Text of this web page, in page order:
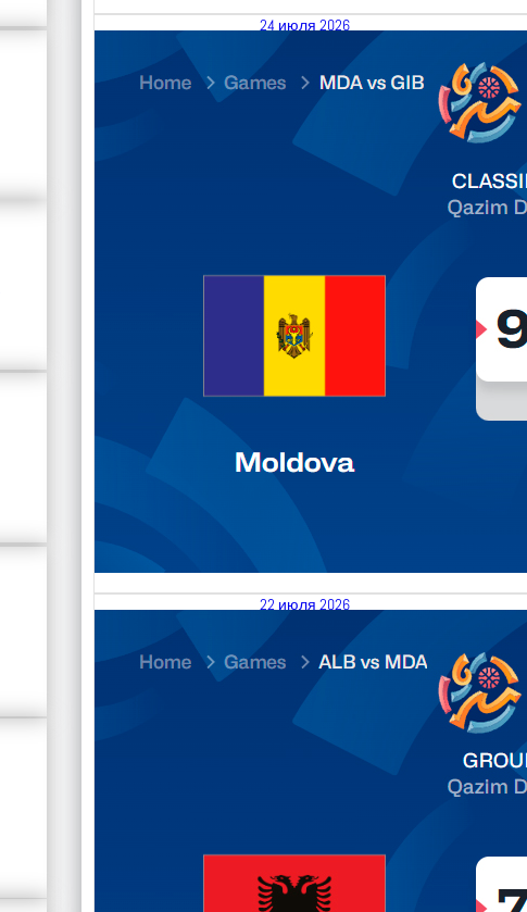
24 июля 2026
25.07.2026 Moldova vs Gibraltar
Division C
КалендарьТаблица Выберите Обзор
Читать далее
22 июля 2026
23.07.2026 Albania vs Moldova
Division C
КалендарьТаблица Выберите Обзор
Читать далее